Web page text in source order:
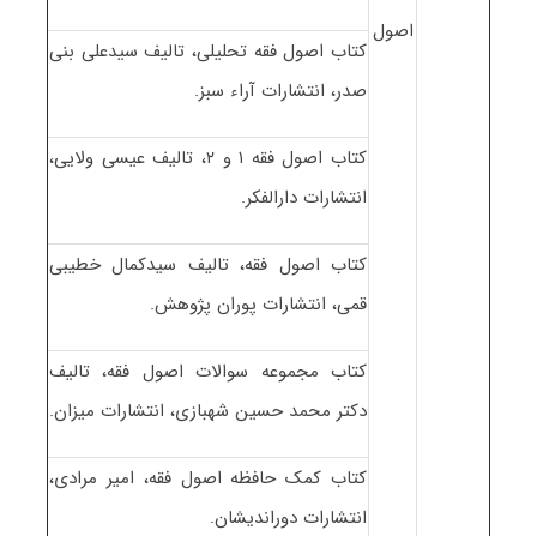
اصول
کتاب اصول فقه تحلیلی، تالیف سیدعلی بنی
صدر، انتشارات آراء سبز.
کتاب اصول فقه ۱ و ۲، تالیف عیسی ولایی،
انتشارات دارالفکر.
کتاب اصول فقه، تالیف سیدکمال خطیبی
قمی، انتشارات پوران پژوهش.
کتاب مجموعه سوالات اصول فقه، تالیف
دکتر محمد حسین شهبازی، انتشارات میزان.
کتاب کمک حافظه اصول فقه، امیر مرادی،
انتشارات دوراندیشان.